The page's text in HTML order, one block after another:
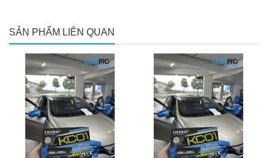
SẢN PHẨM LIÊN QUAN